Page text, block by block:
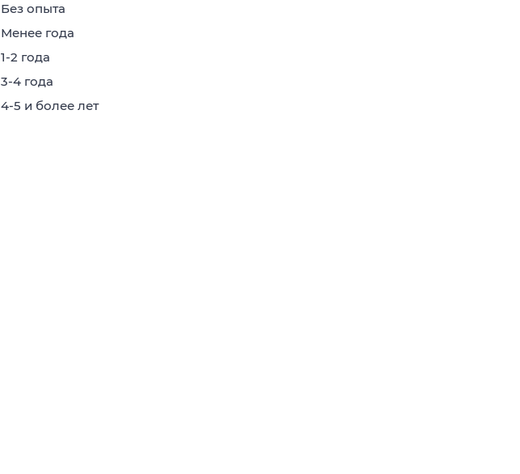
Без опыта
Менее года
1-2 года
3-4 года
4-5 и более лет